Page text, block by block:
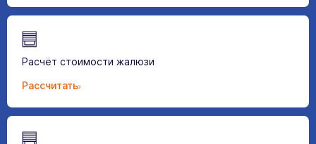
Расчёт стоимости жалюзи
Рассчитать